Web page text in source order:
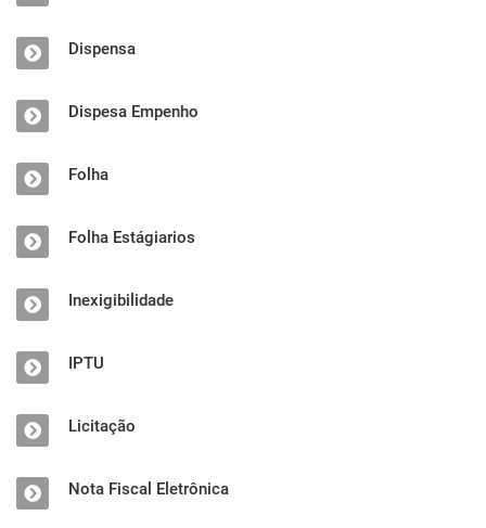
Dispensa
Dispesa Empenho
Folha
Folha Estágiarios
Inexigibilidade
IPTU
Licitação
Nota Fiscal Eletrônica